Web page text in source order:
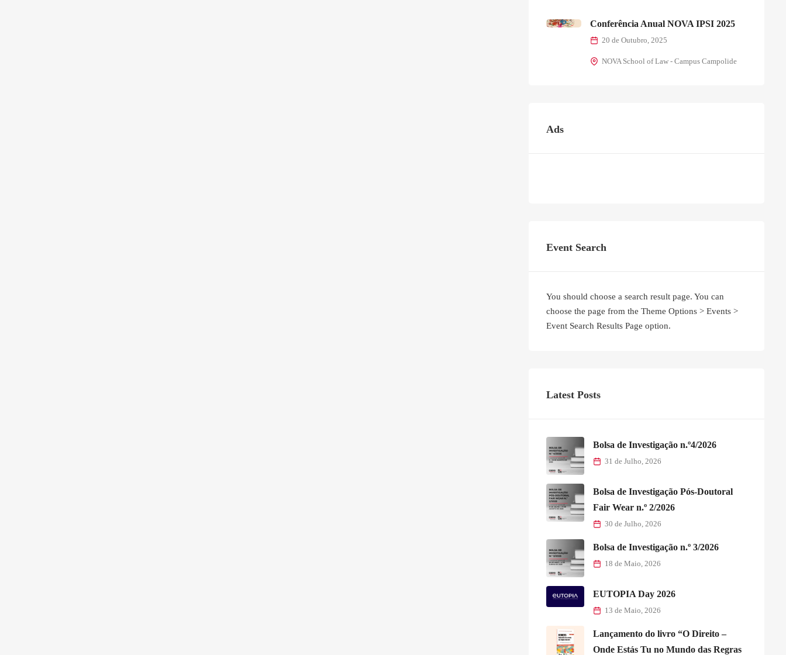
Conferência Anual NOVA IPSI 2025
20 de Outubro, 2025
NOVA School of Law - Campus Campolide
Ads
Event Search
You should choose a search result page. You can
choose the page from the Theme Options > Events >
Event Search Results Page option.
Latest Posts
Bolsa de Investigação n.º4/2026
31 de Julho, 2026
Bolsa de Investigação Pós-Doutoral
Fair Wear n.º 2/2026
30 de Julho, 2026
Bolsa de Investigação n.º 3/2026
18 de Maio, 2026
EUTOPIA Day 2026
13 de Maio, 2026
Lançamento do livro “O Direito –
Onde Estás Tu no Mundo das Regras